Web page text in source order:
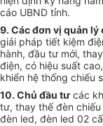
cáo UBND tỉnh.
9. Các đơn vị quản
giải pháp tiết kiệm
hành, đầu tư mới,
điện, có hiệu suất
khiển hệ thống chiếu
10. Chủ đầu tư các
tư, thay thế đèn
đèn led, đèn led 02